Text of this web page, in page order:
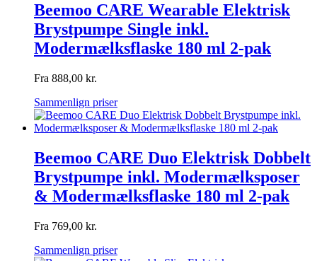
Beemoo CARE Wearable Elektrisk
Brystpumpe Single inkl.
Modermælksflaske 180 ml 2-pak
Fra 888,00 kr.
Sammenlign priser
Beemoo CARE Duo Elektrisk Dobbelt
Brystpumpe inkl. Modermælksposer
& Modermælksflaske 180 ml 2-pak
Fra 769,00 kr.
Sammenlign priser